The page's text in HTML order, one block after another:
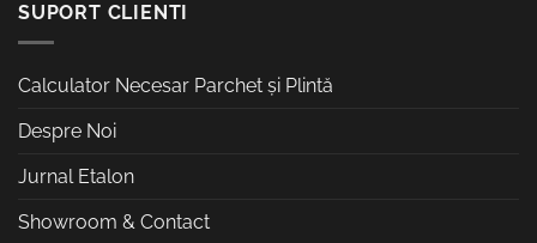
SUPORT CLIENTI
Calculator Necesar Parchet și Plintă
Despre Noi
Jurnal Etalon
Showroom & Contact